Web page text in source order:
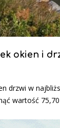
okien i
drzwi w
wartość